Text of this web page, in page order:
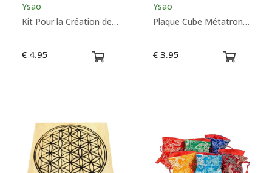
Ysao
Kit Pour la Création de Bracelets - Ysao
€ 4.95
Ysao
Plaque Cube Métatron en Bois - Support Sphère - Ysao
€ 3.95